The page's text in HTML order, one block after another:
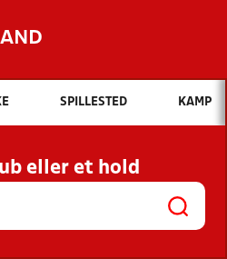
Hvad vil du søge efter?
INDHOLD OG NYHEDER
KLUBBER OG
HOLD
SPILLESTED KAMP
eller et hold